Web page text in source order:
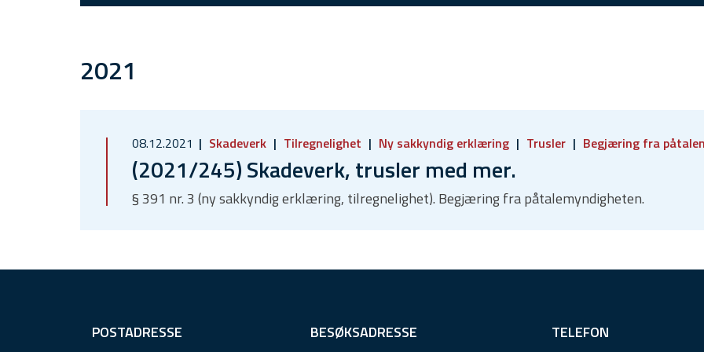
2021
08.12.2021 Skadeverk Tilregnelighet Ny sakkyndig erklæring Trusler Begjæring fra
(2021/245) Skadeverk, trusler med mer.
§ 391 nr. 3 (ny sakkyndig erklæring, tilregnelighet). Begjæring fra påtalemyndigheten.
POSTADRESSE BESØKSADRESSE TELEFON